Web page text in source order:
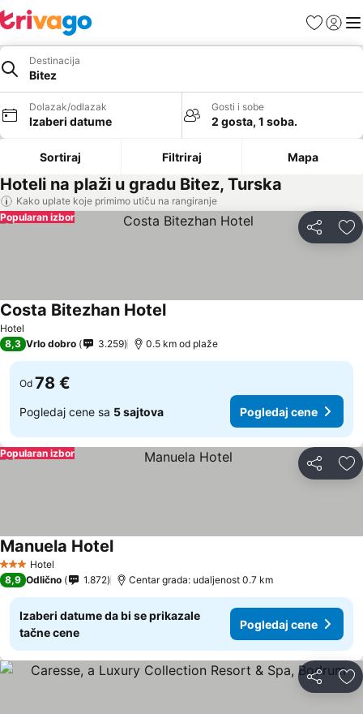
FavoritiPrijavi
Destinacija
Bitez
Dolazak/odlazak
Izaberi datume
Gosti i sobe
2 gosta, 1 soba.
Sortiraj Filtriraj Mapa
Hoteli na plaži u gradu Bitez, Turska
Kako uplate koje primimo utiču na rangiranje
Deli
Popularan izbor
Hotel
Costa Bitezhan Hotel
8,3 Vrlo dobro 3.259 0.5 km od plaže
Od 78 €
Pogledaj cene sa 5 sajtova Pogledaj cene
Deli
Popularan izbor
3 Zvezdice
Hotel
Manuela Hotel
8,9 Odlično 1.872 Centar grada: udaljenost 0.7 km
Izaberi datume da bi se prikazale
tačne cene
Pogledaj cene
Deli